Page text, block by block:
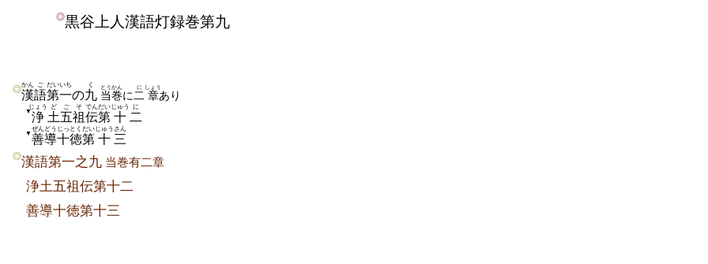
◎黒谷上人漢語灯録巻第九
◎漢
かん
語
ご
第一
だいいち
の九
く
当巻
とうかん
に 二
に
章
しょう
あり
▼浄
じょう
土
ど
五祖
ごそ
伝
でん
第
だい
十
じゅう
二
に
▼善導
ぜんどう
十徳
じっとく
第
だい
十
じゅう
三
さん
◎漢語第一之九 当巻有二章
浄土五祖伝第十二
善導十徳第十三